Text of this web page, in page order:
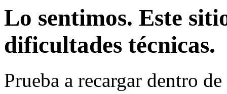
Lo sentimos. Este
dificultades técnicas.
Prueba a recargar dentro